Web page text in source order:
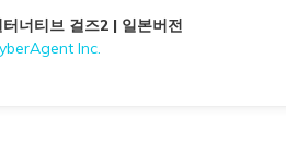
터너티브 걸즈2 | 일본버전
Inc.